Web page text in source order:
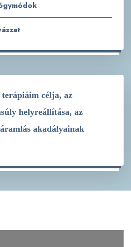
célja, az
helyreállítása, az
akadályainak